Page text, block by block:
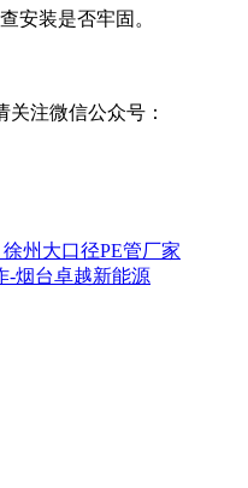
安装是否牢固。
注微信公众号：
州大口径PE管厂家
-烟台卓越新能源